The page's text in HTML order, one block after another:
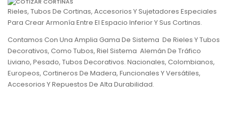
Rieles, Tubos De Cortinas, Accesorios Y Sujetadores Especiales
Para Crear Armonía Entre El Espacio Inferior Y Sus Cortinas.
Contamos Con Una Amplia Gama De Sistema De Rieles Y Tubos
Decorativos, Como Tubos, Riel Sistema Alemán De Tráfico
Liviano, Pesado, Tubos Decorativos. Nacionales, Colombianos,
Europeos, Cortineros De Madera, Funcionales Y Versátiles,
Accesorios Y Repuestos De Alta Durabilidad.